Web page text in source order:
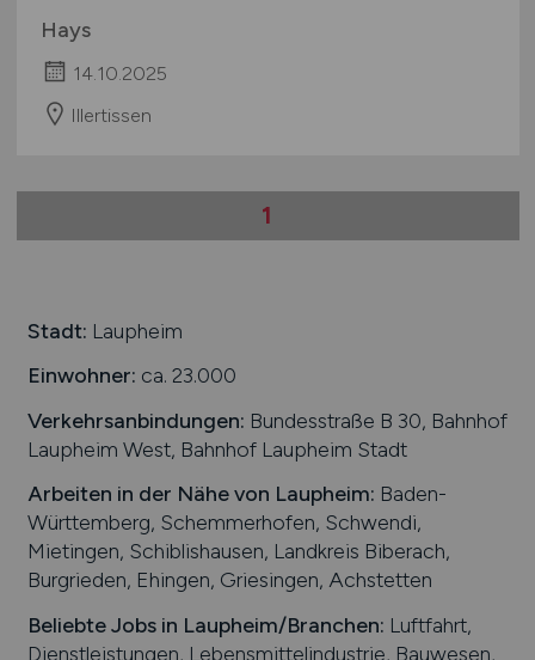
Hays
14.10.2025
Illertissen
1
Stadt: Laupheim
Einwohner: ca. 23.000
Verkehrsanbindungen: Bundesstraße B 30, Bahnhof
Laupheim West, Bahnhof Laupheim Stadt
Arbeiten in der Nähe von Laupheim: Baden-
Württemberg, Schemmerhofen, Schwendi,
Mietingen, Schiblishausen, Landkreis Biberach,
Burgrieden, Ehingen, Griesingen, Achstetten
Beliebte Jobs in Laupheim/Branchen: Luftfahrt,
Dienstleistungen, Lebensmittelindustrie, Bauwesen,